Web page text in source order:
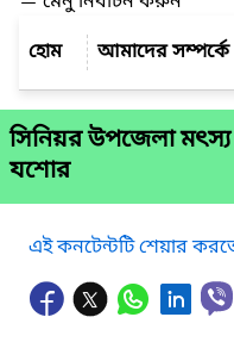
আমাদের সম্পর্কে
সিনিয়র উপজেলা মৎস্য
যশোর
এই কনটেন্টটি শেয়ার